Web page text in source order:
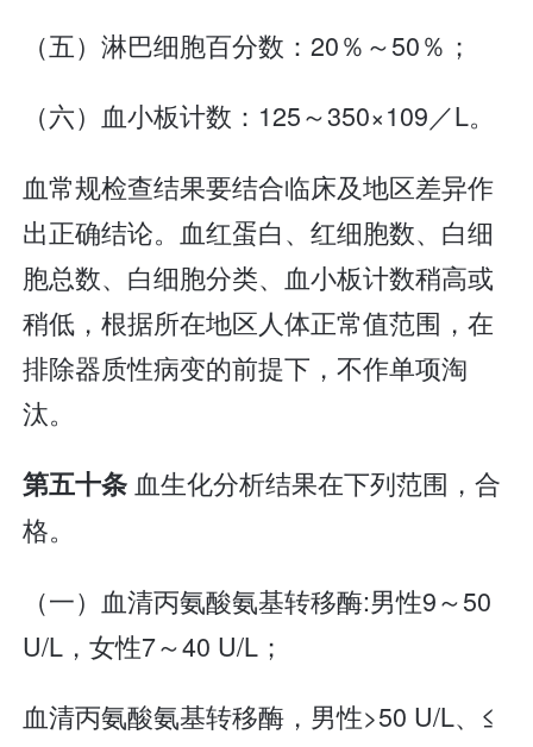
（五）淋巴细胞百分数：20％～50％；
（六）血小板计数：125～350×109／L。
血常规检查结果要结合临床及地区差异作
出正确结论。血红蛋白、红细胞数、白细
胞总数、白细胞分类、血小板计数稍高或
稍低，根据所在地区人体正常值范围，在
排除器质性病变的前提下，不作单项淘
汰。
第五十条血生化分析结果在下列范围，合
格。
（一）血清丙氨酸氨基转移酶:男性9～50
U/L，女性7～40 U/L；
血清丙氨酸氨基转移酶，男性>50 U/L、≤